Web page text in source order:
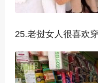
25.老挝女人很喜欢